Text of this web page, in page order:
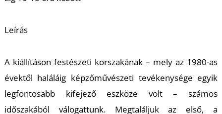
Leírás
A kiállításon festészeti korszakának – mely az 1980-as
évektől haláláig képzőművészeti tevékenysége egyik
legfontosabb kifejező eszköze volt – számos
időszakából válogattunk. Megtaláljuk az első, a